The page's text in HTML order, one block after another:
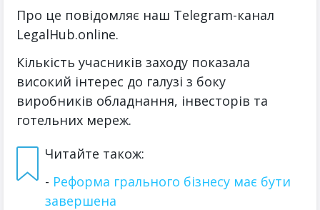
Про це повідомляє наш Telegram-канал
LegalHub.online.
Кількість учасників заходу показала
високий інтерес до галузі з боку
виробників обладнання, інвесторів та
готельних мереж.
Читайте також:
- Реформа грального бізнесу має бути
завершена